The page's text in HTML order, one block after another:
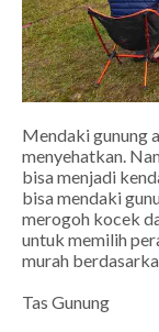
Mendaki gunung
menyehatkan.
bisa menjadi
bisa mendaki
merogoh kocek
untuk memilih
murah
Tas Gunung